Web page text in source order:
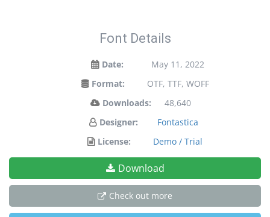
Font Details
Date:
May 11, 2022
Format:
OTF, TTF, WOFF
Downloads:
48,640
Designer:
Fontastica
License:
Demo / Trial
Download
Check out more